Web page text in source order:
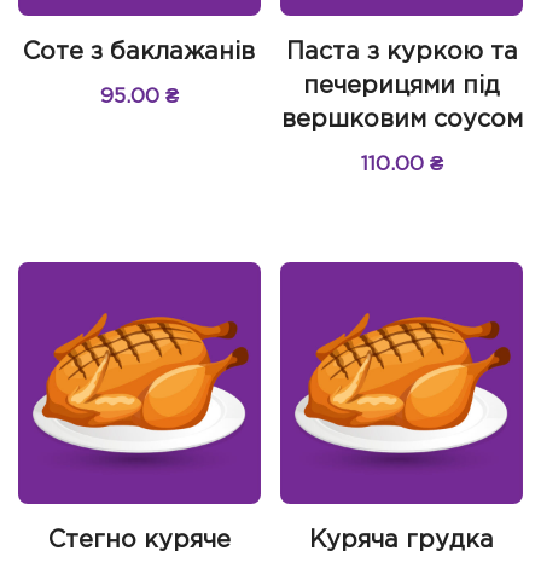
Соте з баклажанів
95.00 ₴
Паста з куркою та
печерицями під
вершковим соусом
110.00 ₴
Стегно куряче
Куряча грудка